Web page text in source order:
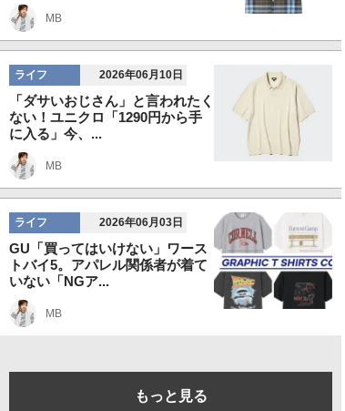
MB
ライフ 2026年06月10日
「ダサいおじさん」と言われたく
ない！ユニクロ「1290円から手
に入る」今、...
MB
ライフ 2026年06月03日
GU「買ってはいけない」ワース
トバイ5。アパレル関係者が着て
いない「NGア...
MB
もっと見る